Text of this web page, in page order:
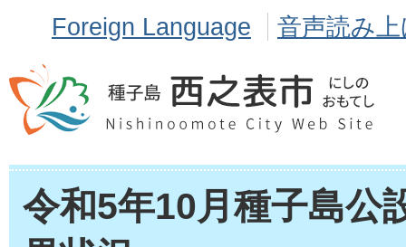
Foreign Language 音声読み
令和5年10月種子島公